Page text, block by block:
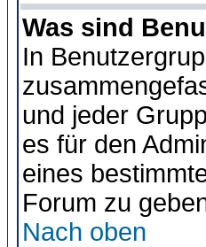
Was sind
In
und jeder
es für den
eines
Forum zu
Nach oben